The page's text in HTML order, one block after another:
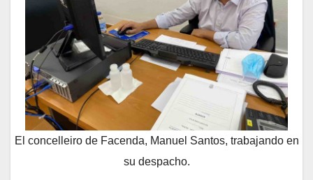
El concelleiro de Facenda, Manuel Santos, trabajando en
su despacho.